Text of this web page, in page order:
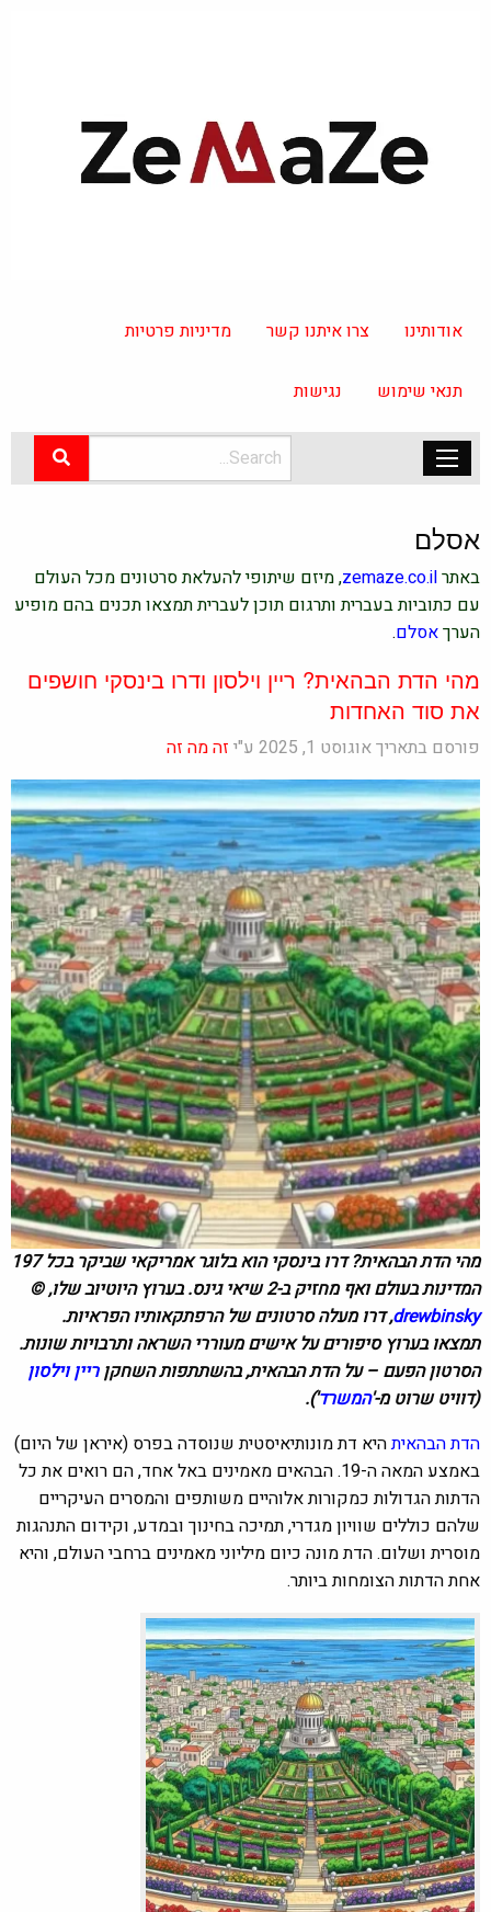
אודותינו צרו איתנו קשר מדיניות פרטיות
תנאי שימוש נגישות
אסלם
באתרzemaze.co.il
, מיזם שיתופי להעלאת סרטונים מכל העולם
עם כתוביות בעברית ותרגום תוכן לעברית תמצאו תכנים בהם מופיע
הערךאסלם.
מהי הדת הבהאית? ריין וילסון ודרו בינסקי חושפים
את סוד האחדות
פורסם בתאריך אוגוסט 1, 2025 ע"י זה מה זה
מהי הדת הבהאית? דרו בינסקי הוא בלוגר אמריקאי שביקר בכל 197
המדינות בעולם ואף מחזיק ב-2 שיאי גינס. בערוץ היוטיוב שלו, ©
drewbinsky, דרו מעלה סרטונים של הרפתקאותיו הפראיות.
תמצאו בערוץ סיפורים על אישים מעוררי השראה ותרבויות שונות.
הסרטון הפעם – על הדת הבהאית, בהשתתפות השחקןריין וילסון
(דוויט שרוט מ-'המשרד').
הדת הבהאיתהיא דת מונותיאיסטית שנוסדה בפרס (איראן של היום)
באמצע המאה ה-19. הבהאים מאמינים באל אחד, הם רואים את כל
הדתות הגדולות כמקורות אלוהיים משותפים והמסרים העיקריים
שלהם כוללים שוויון מגדרי, תמיכה בחינוך ובמדע, וקידום התנהגות
מוסרית ושלום. הדת מונה כיום מיליוני מאמינים ברחבי העולם, והיא
אחת הדתות הצומחות ביותר.